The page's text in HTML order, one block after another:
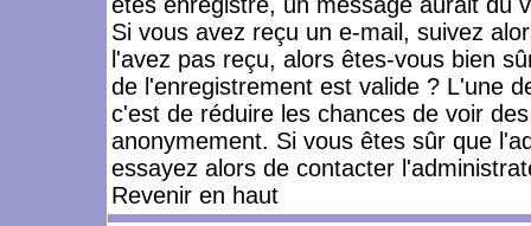
Si vous avez reçu un e-mail, suivez
l'avez pas reçu, alors êtes-vous bien
de l'enregistrement est valide ? L'une
c'est de réduire les chances de voir
anonymement. Si vous êtes sûr que
essayez alors de contacter
Revenir en haut